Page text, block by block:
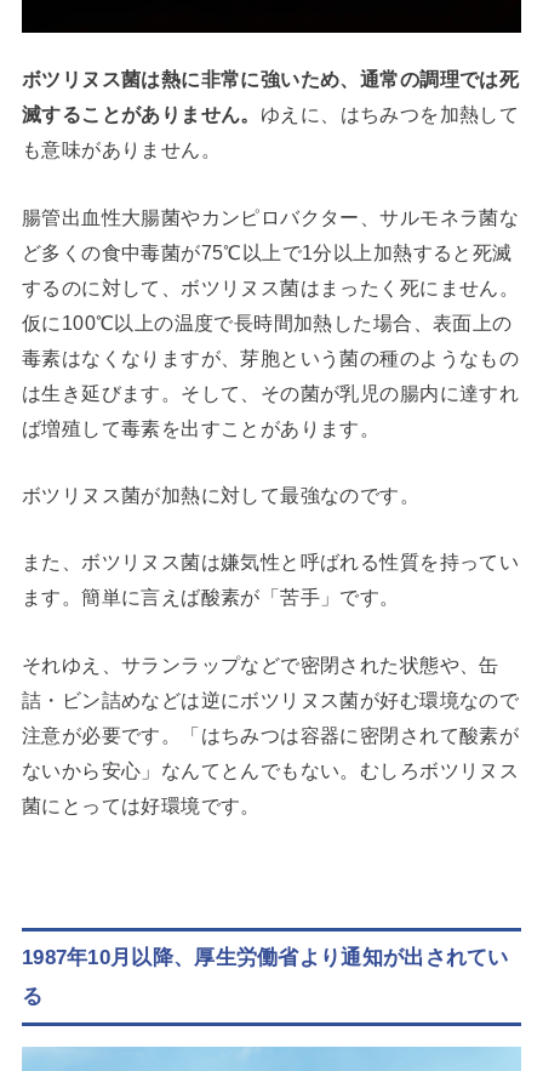
ボツリヌス菌は熱に非常に強いため、通常の調理では死
滅することがありません。 ゆえに、はちみつを加熱して
も意味がありません。
腸管出血性大腸菌やカンピロバクター、サルモネラ菌な
ど多くの食中毒菌が75℃以上で1分以上加熱すると死滅
するのに対して、ボツリヌス菌はまったく死にません。
仮に100℃以上の温度で長時間加熱した場合、表面上の
毒素はなくなりますが、芽胞という菌の種のようなもの
は生き延びます。そして、その菌が乳児の腸内に達すれ
ば増殖して毒素を出すことがあります。
ボツリヌス菌が加熱に対して最強なのです。
また、ボツリヌス菌は嫌気性と呼ばれる性質を持ってい
ます。簡単に言えば酸素が「苦手」です。
それゆえ、サランラップなどで密閉された状態や、缶
詰・ビン詰めなどは逆にボツリヌス菌が好む環境なので
注意が必要です。「はちみつは容器に密閉されて酸素が
ないから安心」なんてとんでもない。むしろボツリヌス
菌にとっては好環境です。
1987年10月以降、厚生労働省より通知が出されてい
る